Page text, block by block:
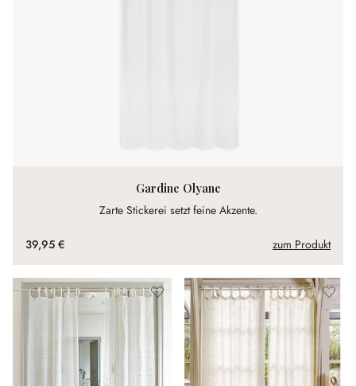
Gardine Olyane
Zarte Stickerei setzt feine Akzente.
39,95 € zum Produkt